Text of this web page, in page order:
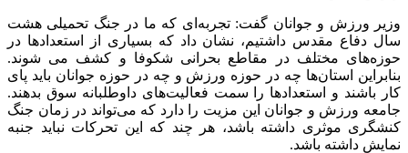
وزیر ورزش و جوانان گفت: تجربه‌ای که ما در جنگ تحمیلی هشت
سال دفاع مقدس داشتیم، نشان داد که بسیاری از استعدادها در
حوزه‌های مختلف در مقاطع بحرانی شکوفا و کشف می شوند.
بنابراین استان‌ها چه در حوزه ورزش و چه در حوزه جوانان باید پای
کار باشند و استعدادها را سمت فعالیت‌های داوطلبانه سوق بدهند.
جامعه ورزش و جوانان این مزیت را دارد که می‌تواند در زمان جنگ
کنشگری موثری داشته باشد، هر چند که این تحرکات نباید جنبه
نمایش داشته باشد.